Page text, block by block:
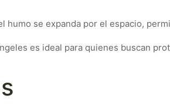
humo se expanda por el espacio,
es ideal para quienes buscan